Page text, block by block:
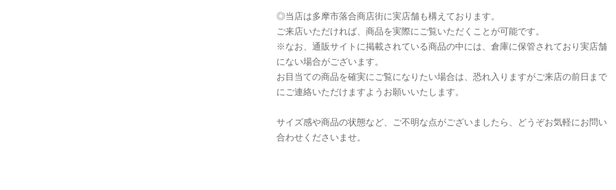
◎当店は多摩市落合商店街に実店舗も構えております。
ご来店いただければ、商品を実際にご覧いただくことが可能です。
※なお、通販サイトに掲載されている商品の中には、倉庫に保管されており実店舗
にない場合がございます。
お目当ての商品を確実にご覧になりたい場合は、恐れ入りますがご来店の前日まで
にご連絡いただけますようお願いいたします。
サイズ感や商品の状態など、ご不明な点がございましたら、どうぞお気軽にお問い
合わせくださいませ。